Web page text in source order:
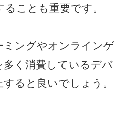
ことも重要です。
ミングやオンラインゲ
多く消費しているデバ
ると良いでしょう。